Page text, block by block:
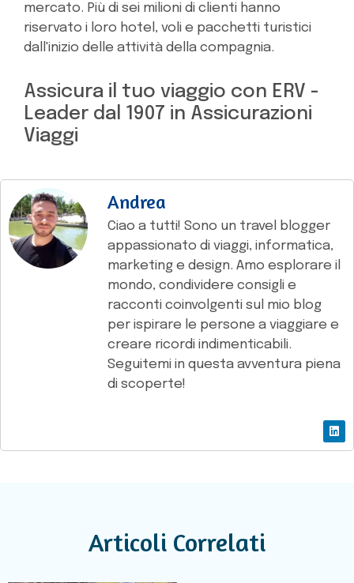
mercato. Più di sei milioni di clienti hanno
riservato i loro hotel, voli e pacchetti turistici
dall'inizio delle attività della compagnia.
Assicura il tuo viaggio con ERV -
Leader dal 1907 in Assicurazioni
Viaggi
Andrea
Ciao a tutti! Sono un travel blogger
appassionato di viaggi, informatica,
marketing e design. Amo esplorare il
mondo, condividere consigli e
racconti coinvolgenti sul mio blog
per ispirare le persone a viaggiare e
creare ricordi indimenticabili.
Seguitemi in questa avventura piena
di scoperte!
Articoli Correlati